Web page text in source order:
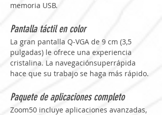
memoria USB.
Pantalla táctil en color
La gran pantalla Q-VGA de 9 cm (3,5
pulgadas) le ofrece una experiencia
cristalina. La navegaciónsuperrápida
hace que su trabajo se haga más rápido.
Paquete de aplicaciones completo
Zoom50 incluye aplicaciones avanzadas,